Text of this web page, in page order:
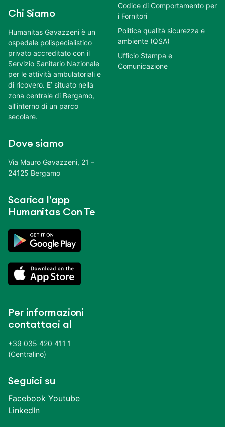
Chi Siamo
Humanitas Gavazzeni è un
ospedale polispecialistico
privato accreditato con il
Servizio Sanitario Nazionale
per le attività ambulatoriali e
di ricovero. E’ situato nella
zona centrale di Bergamo,
all’interno di un parco
secolare.
Dove siamo
Via Mauro Gavazzeni, 21 –
24125 Bergamo
Scarica l’app
Humanitas Con Te
Per informazioni
contattaci al
+39 035 420 411 1
(Centralino)
Seguici su
Facebook Youtube
LinkedIn
Codice di Comportamento per
i Fornitori
Politica qualità sicurezza e
ambiente (QSA)
Ufficio Stampa e
Comunicazione